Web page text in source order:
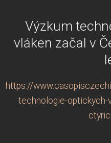
Výzkum
vláken začal v
https://
technologie-optickych-